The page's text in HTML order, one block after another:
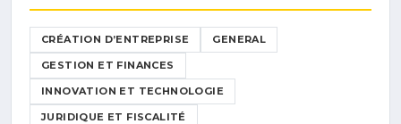
CRÉATION D’ENTREPRISE GENERAL
GESTION ET FINANCES
INNOVATION ET TECHNOLOGIE
JURIDIQUE ET FISCALITÉ